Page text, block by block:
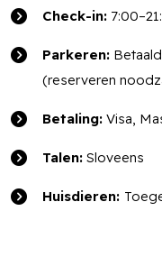
Check-in:
Parkeren:
(reserveren
Betaling: Visa,
Talen: Sloveens
Huisdieren: